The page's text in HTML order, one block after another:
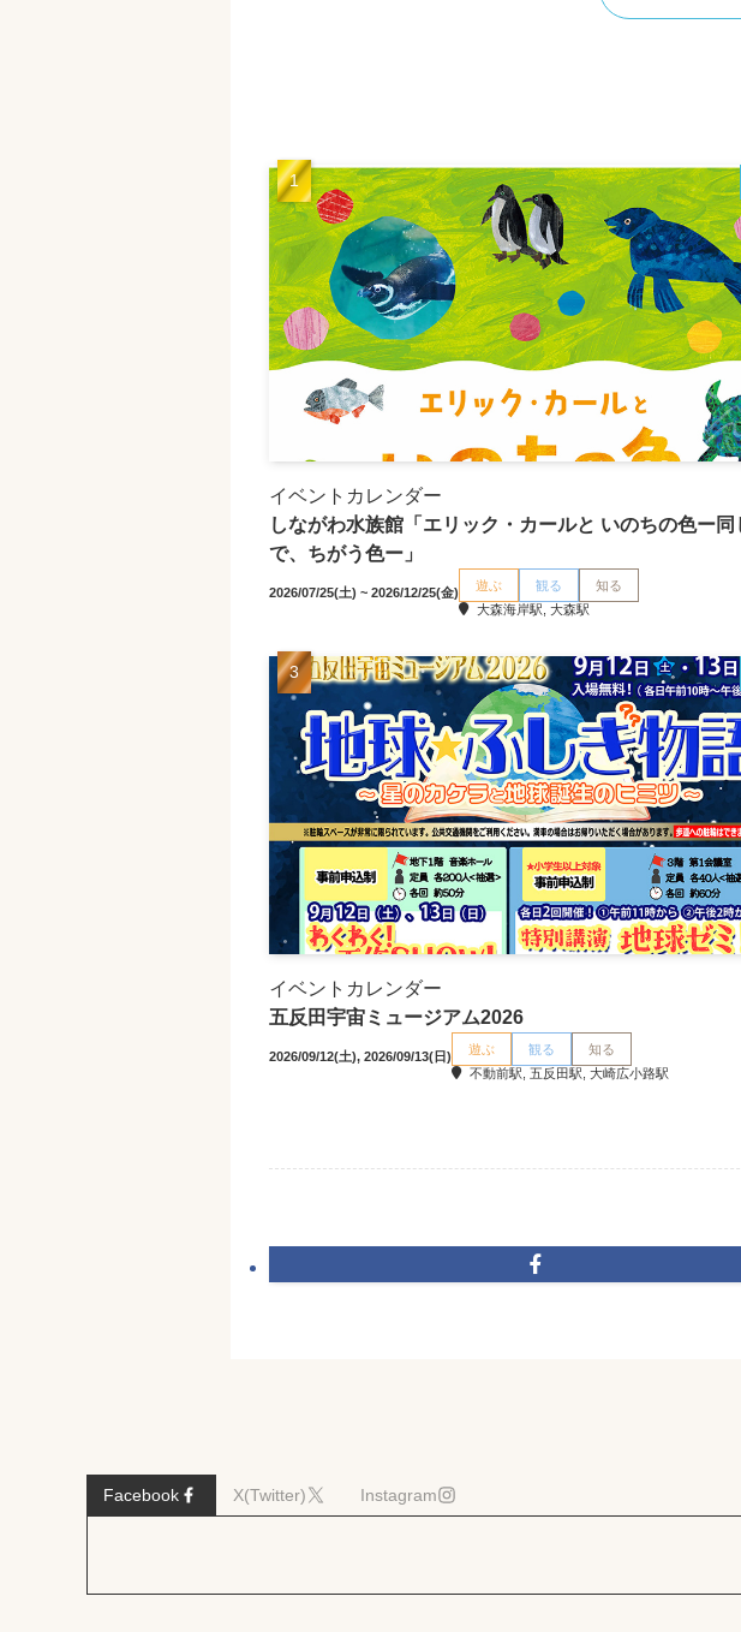
イベントカレンダー
しながわ水族館「エリック・カールと いのちの色ー同
で、ちがう色ー」
2026/07/25(土) ~ 2026/12/25(金) 遊ぶ 観る
知る
大森海岸駅, 大森駅
イベントカレンダー
五反田宇宙ミュージアム2026
2026/09/12(土), 2026/09/13(日) 遊ぶ 観る
知る
不動前駅, 五反田駅, 大崎広小路駅
Facebook X(Twitter) Instagram